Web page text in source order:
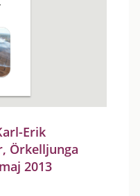
Erik
Örkelljunga
2013